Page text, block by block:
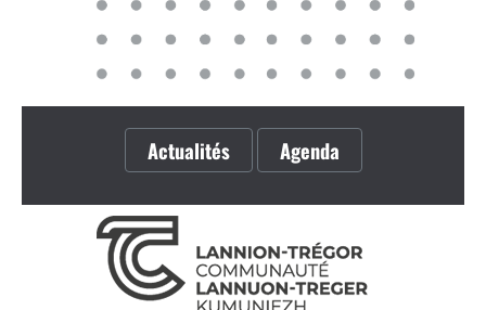
Actualités Agenda